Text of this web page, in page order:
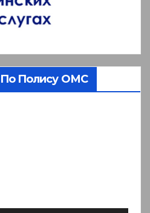
По Полису ОМС